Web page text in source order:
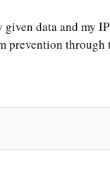
given data and my
prevention